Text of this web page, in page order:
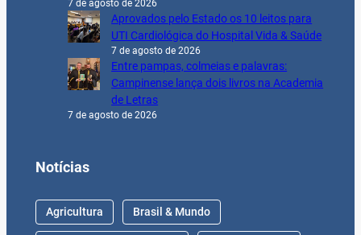
7 de agosto de 2026
Aprovados pelo Estado os 10 leitos para
UTI Cardiológica do Hospital Vida & Saúde
7 de agosto de 2026
Entre pampas, colmeias e palavras:
Campinense lança dois livros na Academia
de Letras
7 de agosto de 2026
Notícias
Agricultura Brasil & Mundo